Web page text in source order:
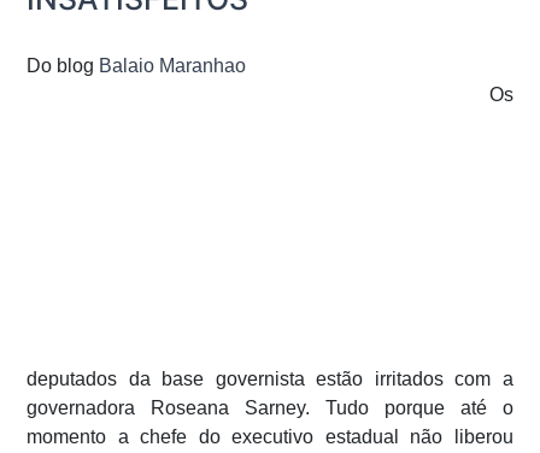
Do blog Balaio Maranhao
Os
deputados da base governista estão irritados com a
governadora Roseana Sarney. Tudo porque até o
momento a chefe do executivo estadual não liberou